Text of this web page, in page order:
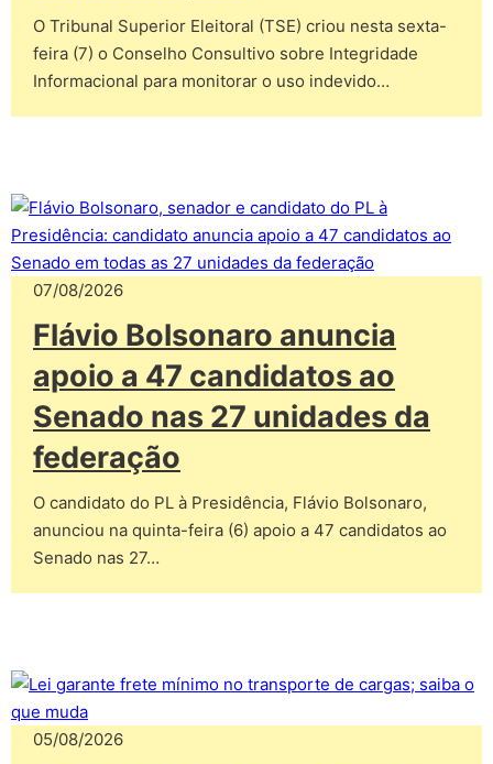
O Tribunal Superior Eleitoral (TSE) criou nesta sexta-
feira (7) o Conselho Consultivo sobre Integridade
Informacional para monitorar o uso indevido…
07/08/2026
Flávio Bolsonaro anuncia
apoio a 47 candidatos ao
Senado nas 27 unidades da
federação
O candidato do PL à Presidência, Flávio Bolsonaro,
anunciou na quinta-feira (6) apoio a 47 candidatos ao
Senado nas 27…
05/08/2026